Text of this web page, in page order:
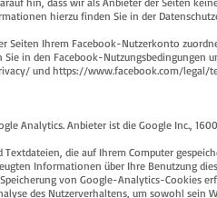
hierzu finden Sie in der
Seiten Ihrem Facebook-Nutzerkonto
in den Facebook-Nutzungsbedingungen
und https://www.facebook.com/legal/
Analytics. Anbieter ist die Google Inc.,
die auf Ihrem Computer
Informationen über Ihre Benutzung
von Google-Analytics-Cookies
des Nutzerverhaltens, um sowohl sein